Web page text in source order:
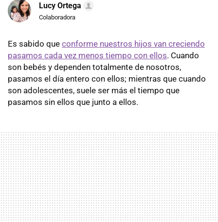
Lucy Ortega
Colaboradora
Es sabido que conforme nuestros hijos van creciendo
pasamos cada vez menos tiempo con ellos. Cuando
son bebés y dependen totalmente de nosotros,
pasamos el día entero con ellos; mientras que cuando
son adolescentes, suele ser más el tiempo que
pasamos sin ellos que junto a ellos.